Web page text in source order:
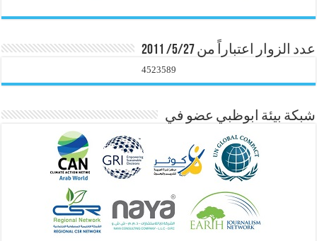
عدد الزوار اعتباراً من 5/27/ 2011
4523589
شبكة بيئة ابوظبي عضو في